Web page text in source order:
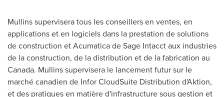
Mullins supervisera tous les conseillers en ventes, en
applications et en logiciels dans la prestation de solutions
de construction et Acumatica de Sage Intacct aux industries
de la construction, de la distribution et de la fabrication au
Canada. Mullins supervisera le lancement futur sur le
marché canadien de Infor CloudSuite Distribution d'Aktion,
et des pratiques en matière d'infrastructure sous gestion et